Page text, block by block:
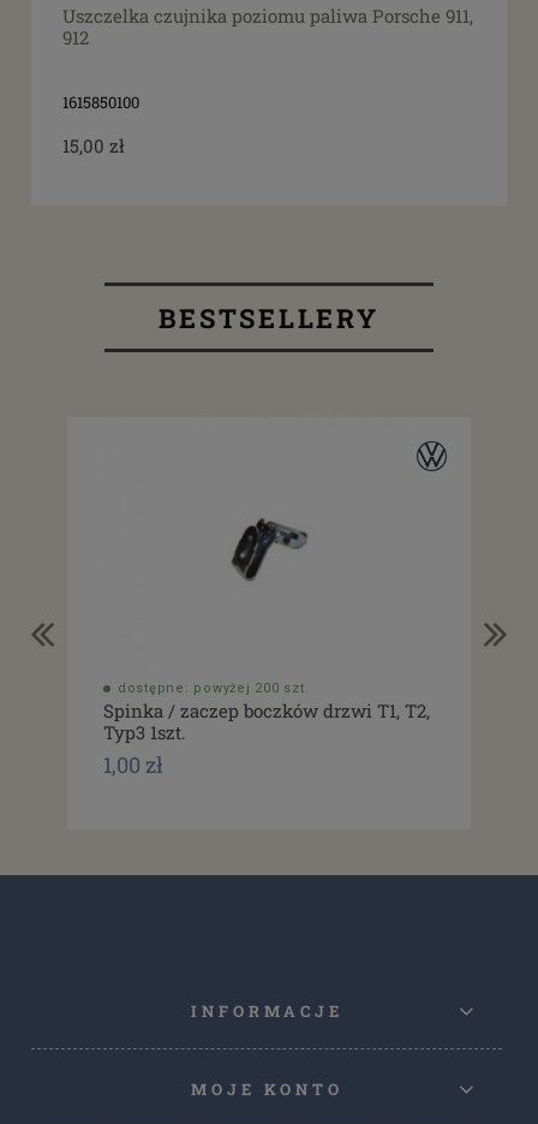
Uszczelka czujnika poziomu paliwa Porsche 911,
912
1615850100
15,00 zł
BESTSELLERY
dostępne: powyżej 200 szt.
Spinka / zaczep boczków drzwi T1, T2,
Typ3 1szt.
1,00 zł
INFORMACJE
MOJE KONTO